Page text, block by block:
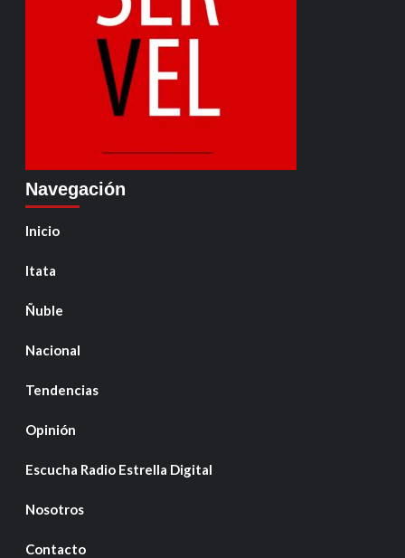
Navegación
Inicio
Itata
Ñuble
Nacional
Tendencias
Opinión
Escucha Radio Estrella Digital
Nosotros
Contacto